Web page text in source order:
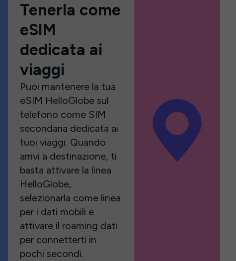
Tenerla come
eSIM
dedicata ai
viaggi
Puoi mantenere la tua
eSIM HelloGlobe sul
telefono come SIM
secondaria dedicata ai
tuoi viaggi. Quando
arrivi a destinazione, ti
basta attivare la linea
HelloGlobe,
selezionarla come linea
per i dati mobili e
attivare il roaming dati
per connetterti in
pochi secondi.